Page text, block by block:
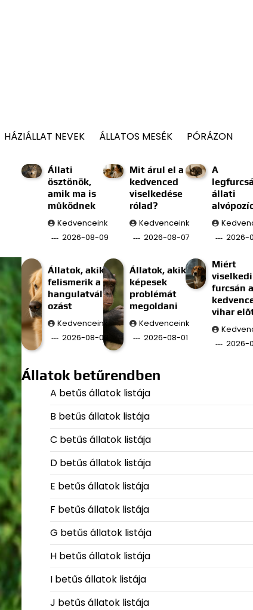
HÁZIÁLLAT NEVEK ÁLLATOS MESÉK PÓRÁZON
Állati
ösztönök,
amik ma is
működnek
Kedvenceink
2026-08-09
Mit árul el a
kedvenced
viselkedése
rólad?
Kedvenceink
2026-08-07
A
állati
2026-
Állatok, akik
felismerik a
hangulatvált
ozást
Kedvenceink
2026-08-03
Állatok, akik
képesek
problémát
megoldani
Kedvenceink
2026-08-01
Miért
furcsán a
vihar
2026-
Állatok betűrendben
A betűs állatok listája
B betűs állatok listája
C betűs állatok listája
D betűs állatok listája
E betűs állatok listája
F betűs állatok listája
G betűs állatok listája
H betűs állatok listája
I betűs állatok listája
J betűs állatok listája